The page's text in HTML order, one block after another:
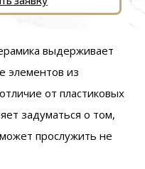
выдерживает
элементов из
от пластиковых
задуматься о том,
прослужить не